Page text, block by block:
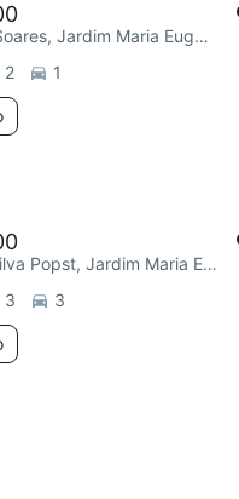
R. Atanázio Soares, Jardim Maria Eugênia
2
1
R. Iracema Silva Popst, Jardim Maria Eugênia
3
3